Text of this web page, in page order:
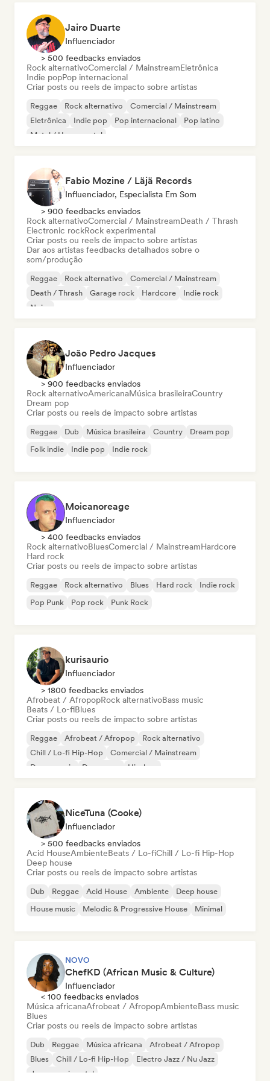
Jairo Duarte
Influenciador
> 500 feedbacks enviados
Rock alternativoComercial / MainstreamEletrônica
Indie popPop internacional
Criar posts ou reels de impacto sobre artistas
Reggae Rock alternativo
Comercial / Mainstream
Eletrônica
Indie pop Pop internacional
Pop latino
Metal / Heavy metal
Fabio Mozine / Läjä Records
Influenciador, Especialista Em Som
> 900 feedbacks enviados
Rock alternativoComercial / MainstreamDeath / Thrash
Electronic rockRock experimental
Criar posts ou reels de impacto sobre artistas
Dar aos artistas feedbacks detalhados sobre o
som/produção
Reggae Rock alternativo
Comercial / Mainstream
Death / Thrash
Garage rock Hardcore
Indie rock
Noise
João Pedro Jacques
Influenciador
> 900 feedbacks enviados
Rock alternativoAmericanaMúsica brasileiraCountry
Dream pop
Criar posts ou reels de impacto sobre artistas
Reggae Dub Música brasileira Country
Dream pop
Folk indie
Indie pop Indie rock
Moicanoreage
Influenciador
> 400 feedbacks enviados
Rock alternativoBluesComercial / MainstreamHardcore
Hard rock
Criar posts ou reels de impacto sobre artistas
Reggae Rock alternativo Blues Hard rock
Indie rock
Pop Punk
Pop rock Punk Rock
kurisaurio
Influenciador
> 1800 feedbacks enviados
Afrobeat / AfropopRock alternativoBass music
Beats / Lo-fiBlues
Criar posts ou reels de impacto sobre artistas
Reggae Afrobeat / Afropop
Rock alternativo
Chill / Lo-fi Hip-Hop
Comercial / Mainstream
Dance music
Dance pop Hip-hop
NiceTuna (Cooke)
Influenciador
> 500 feedbacks enviados
Acid HouseAmbienteBeats / Lo-fiChill / Lo-fi Hip-Hop
Deep house
Criar posts ou reels de impacto sobre artistas
Dub Reggae Acid House Ambiente
Deep house
House music
Melodic & Progressive House Minimal
NOVO
ChefKD (African Music & Culture)
Influenciador
< 100 feedbacks enviados
Música africanaAfrobeat / AfropopAmbienteBass music
Blues
Criar posts ou reels de impacto sobre artistas
Dub Reggae Música africana
Afrobeat / Afropop
Blues
Chill / Lo-fi Hip-Hop
Electro Jazz / Nu Jazz
Jazz experimental